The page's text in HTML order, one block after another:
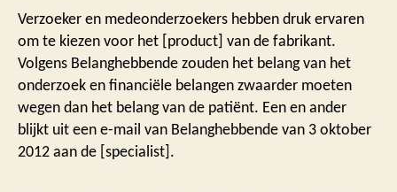
Verzoeker en medeonderzoekers hebben druk ervaren
om te kiezen voor het [product] van de fabrikant.
Volgens Belanghebbende zouden het belang van het
onderzoek en financiële belangen zwaarder moeten
wegen dan het belang van de patiënt. Een en ander
blijkt uit een e-mail van Belanghebbende van 3 oktober
2012 aan de [specialist].